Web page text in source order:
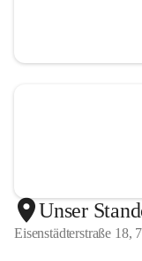
Unser
Eisenstädterstraße 18,